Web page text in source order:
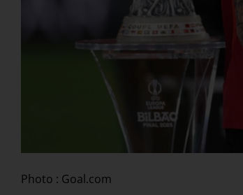
Photo : Goal.com